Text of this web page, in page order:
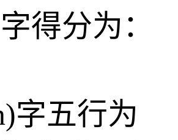
分为：
字五行为